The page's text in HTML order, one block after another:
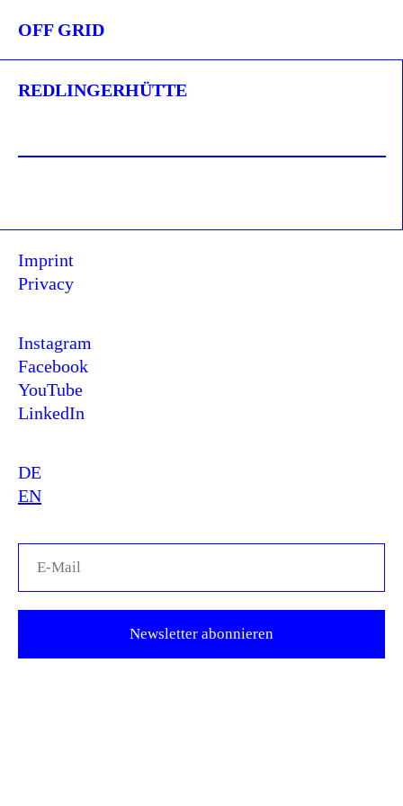
OFF GRID
REDLINGERHÜTTE
Imprint
Privacy
Instagram
Facebook
YouTube
LinkedIn
DE
EN